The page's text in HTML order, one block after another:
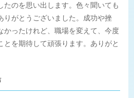
たのを思い出します。色々聞いても
りがとうございました。成功や挫
かったけれど、職場を変えて、今度
とを期待して頑張ります。ありがと